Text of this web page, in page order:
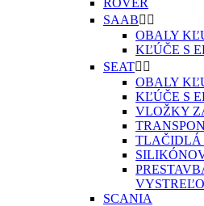
ROVER
SAAB 
OBALY
KĽÚČE S
SEAT 
OBALY
KĽÚČE S
VLOŽKY
TLAČIDLÁ
SCANIA